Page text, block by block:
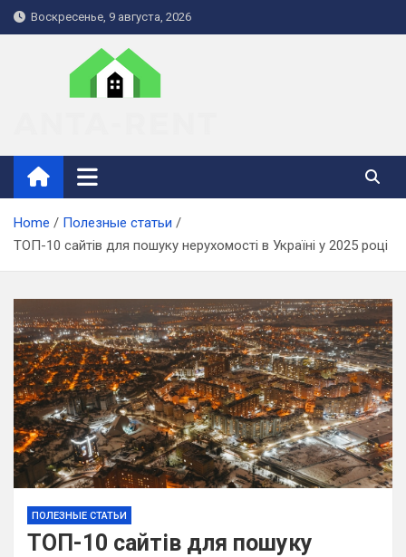
Skip
to
Воскресенье, 9 августа, 2026
anta-rent.kiev.ua
Home
Полезные статьи
ТОП-10 сайтів для пошуку нерухомості в Україні у 2025 році
ПОЛЕЗНЫЕ СТАТЬИ
ТОП-10 сайтів для пошуку